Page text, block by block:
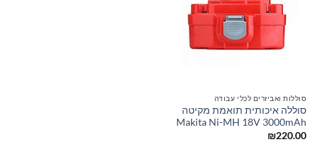
סוללות ואביזרים לכלי עבודה
סוללה איכותית תואמת מקיטה
Makita Ni-MH 18V 3000mAh
₪220.00